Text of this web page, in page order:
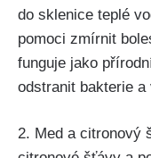
‌do sklenice teplé⁤
pomoci zmírnit
funguje jako
odstranit bakterie
2. Med a citronový